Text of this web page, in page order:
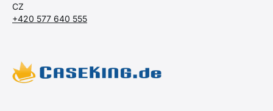
CZ
+420 577 640 555